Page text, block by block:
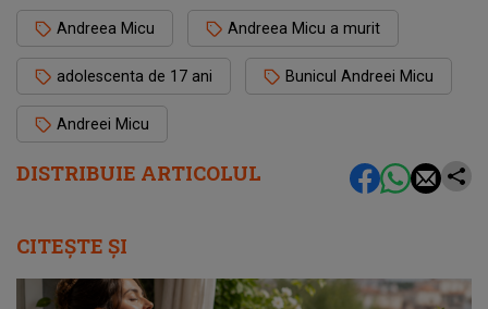
DISTRIBUIE ARTICOLUL
Andreea Micu Andreea Micu a murit
adolescenta de 17 ani Bunicul Andreei Micu
Andreei Micu
CITEȘTE ȘI